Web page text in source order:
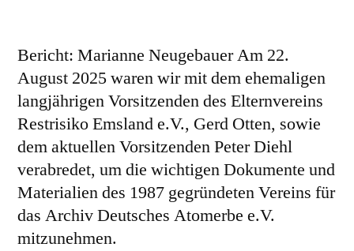
Bericht: Marianne Neugebauer Am 22.
August 2025 waren wir mit dem ehemaligen
langjährigen Vorsitzenden des Elternvereins
Restrisiko Emsland e.V., Gerd Otten, sowie
dem aktuellen Vorsitzenden Peter Diehl
verabredet, um die wichtigen Dokumente und
Materialien des 1987 gegründeten Vereins für
das Archiv Deutsches Atomerbe e.V.
mitzunehmen.